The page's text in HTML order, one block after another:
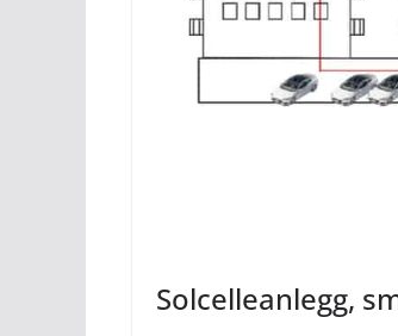
Solcelleanlegg,